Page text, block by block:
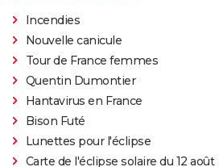
Incendies
Nouvelle canicule
Tour de France femmes
Quentin Dumontier
Hantavirus en France
Bison Futé
Lunettes pour l'éclipse
Carte de l'éclipse solaire du 12 août